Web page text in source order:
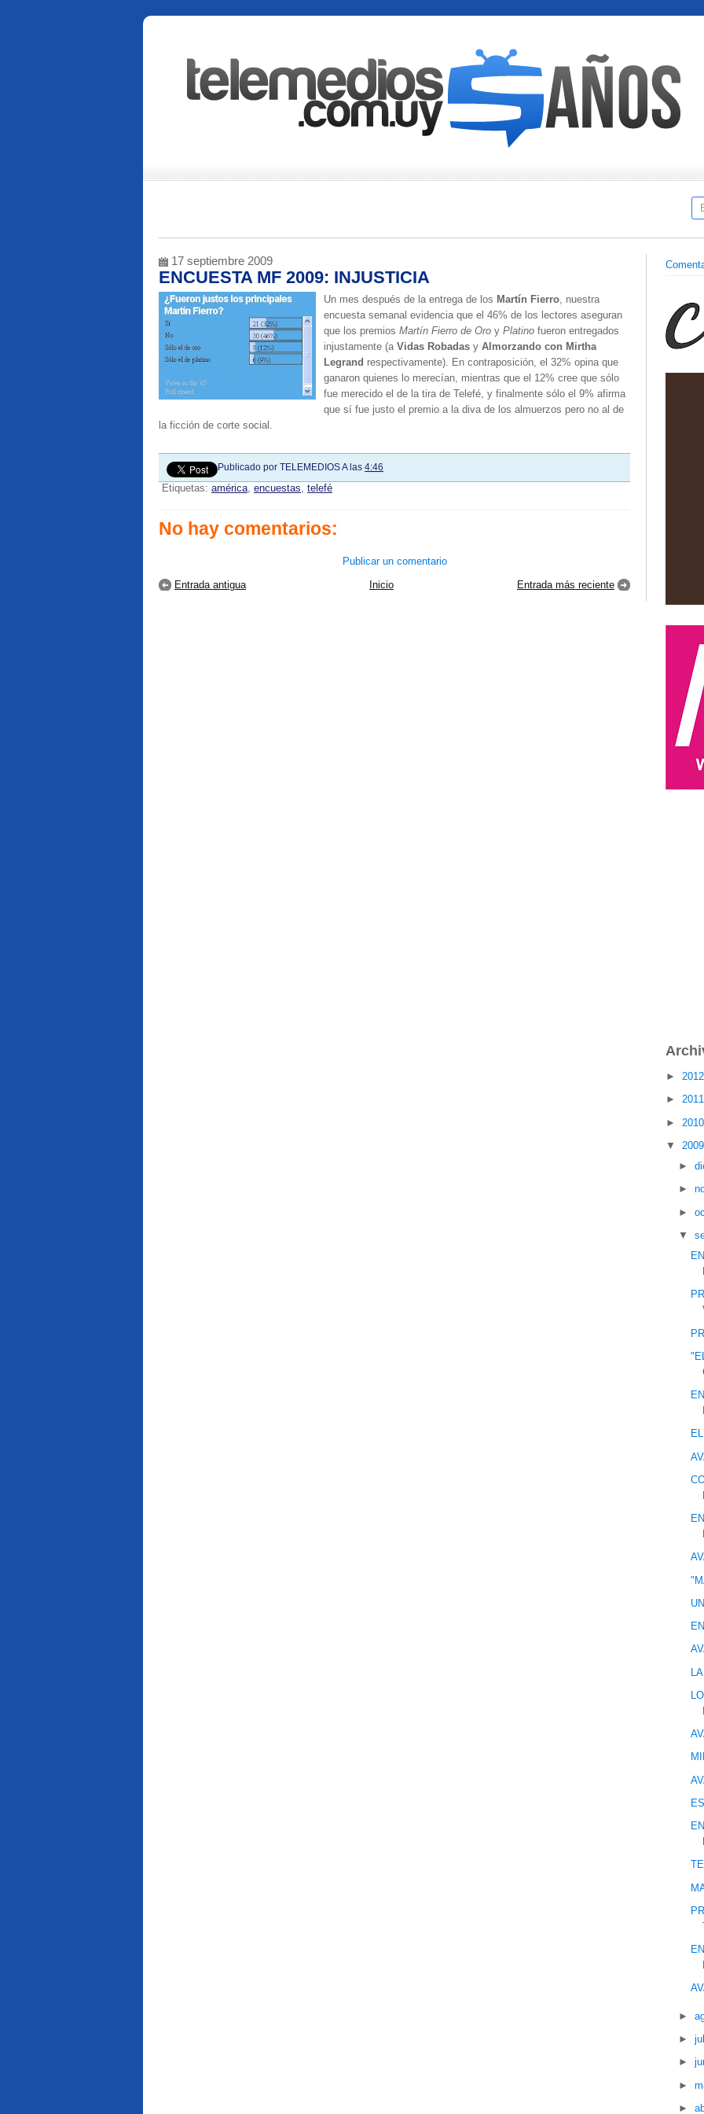
17 septiembre 2009
ENCUESTA MF 2009: INJUSTICIA
Un mes después de la entrega de los Martín Fierro, nuestra
encuesta semanal evidencia que el 46% de los lectores aseguran
que los premios Martín Fierro de Oro y Platino fueron entregados
injustamente (a Vidas Robadas y Almorzando con Mirtha
Legrand respectivamente). En contraposición, el 32% opina que
ganaron quienes lo merecían, mientras que el 12% cree que sólo
fue merecido el de la tira de Telefé, y finalmente sólo el 9% afirma
que sí fue justo el premio a la diva de los almuerzos pero no al de
la ficción de corte social.
Publicado por TELEMEDIOSA las 4:46
Etiquetas: américa, encuestas, telefé
No hay comentarios:
Publicar un comentario
Entrada más reciente
Entrada antigua Inicio
►
►
►
▼
►
►
►
▼
►
►
►
►
►